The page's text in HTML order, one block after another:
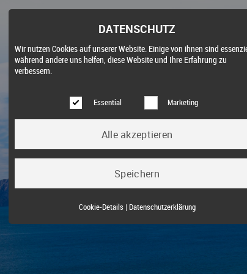
STARTSEITE FÜR KÄUFER
TEULADA & MORAIRA
DATENSCHUTZ
Wir nutzen Cookies auf unserer Website. Einige von ihnen sind
während andere uns helfen, diese Website und Ihre Erfahrung zu
verbessern.
Essential Marketing
Essential (3)
Name:
Cookie Hinweis
Cookie-Details | Datenschutzerklärung